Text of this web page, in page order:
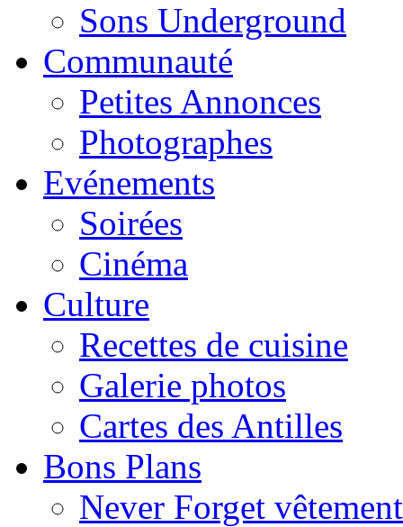
Sons Underground
Communauté
Petites Annonces
Photographes
Evénements
Soirées
Cinéma
Culture
Recettes de cuisine
Galerie photos
Cartes des Antilles
Bons Plans
Never Forget